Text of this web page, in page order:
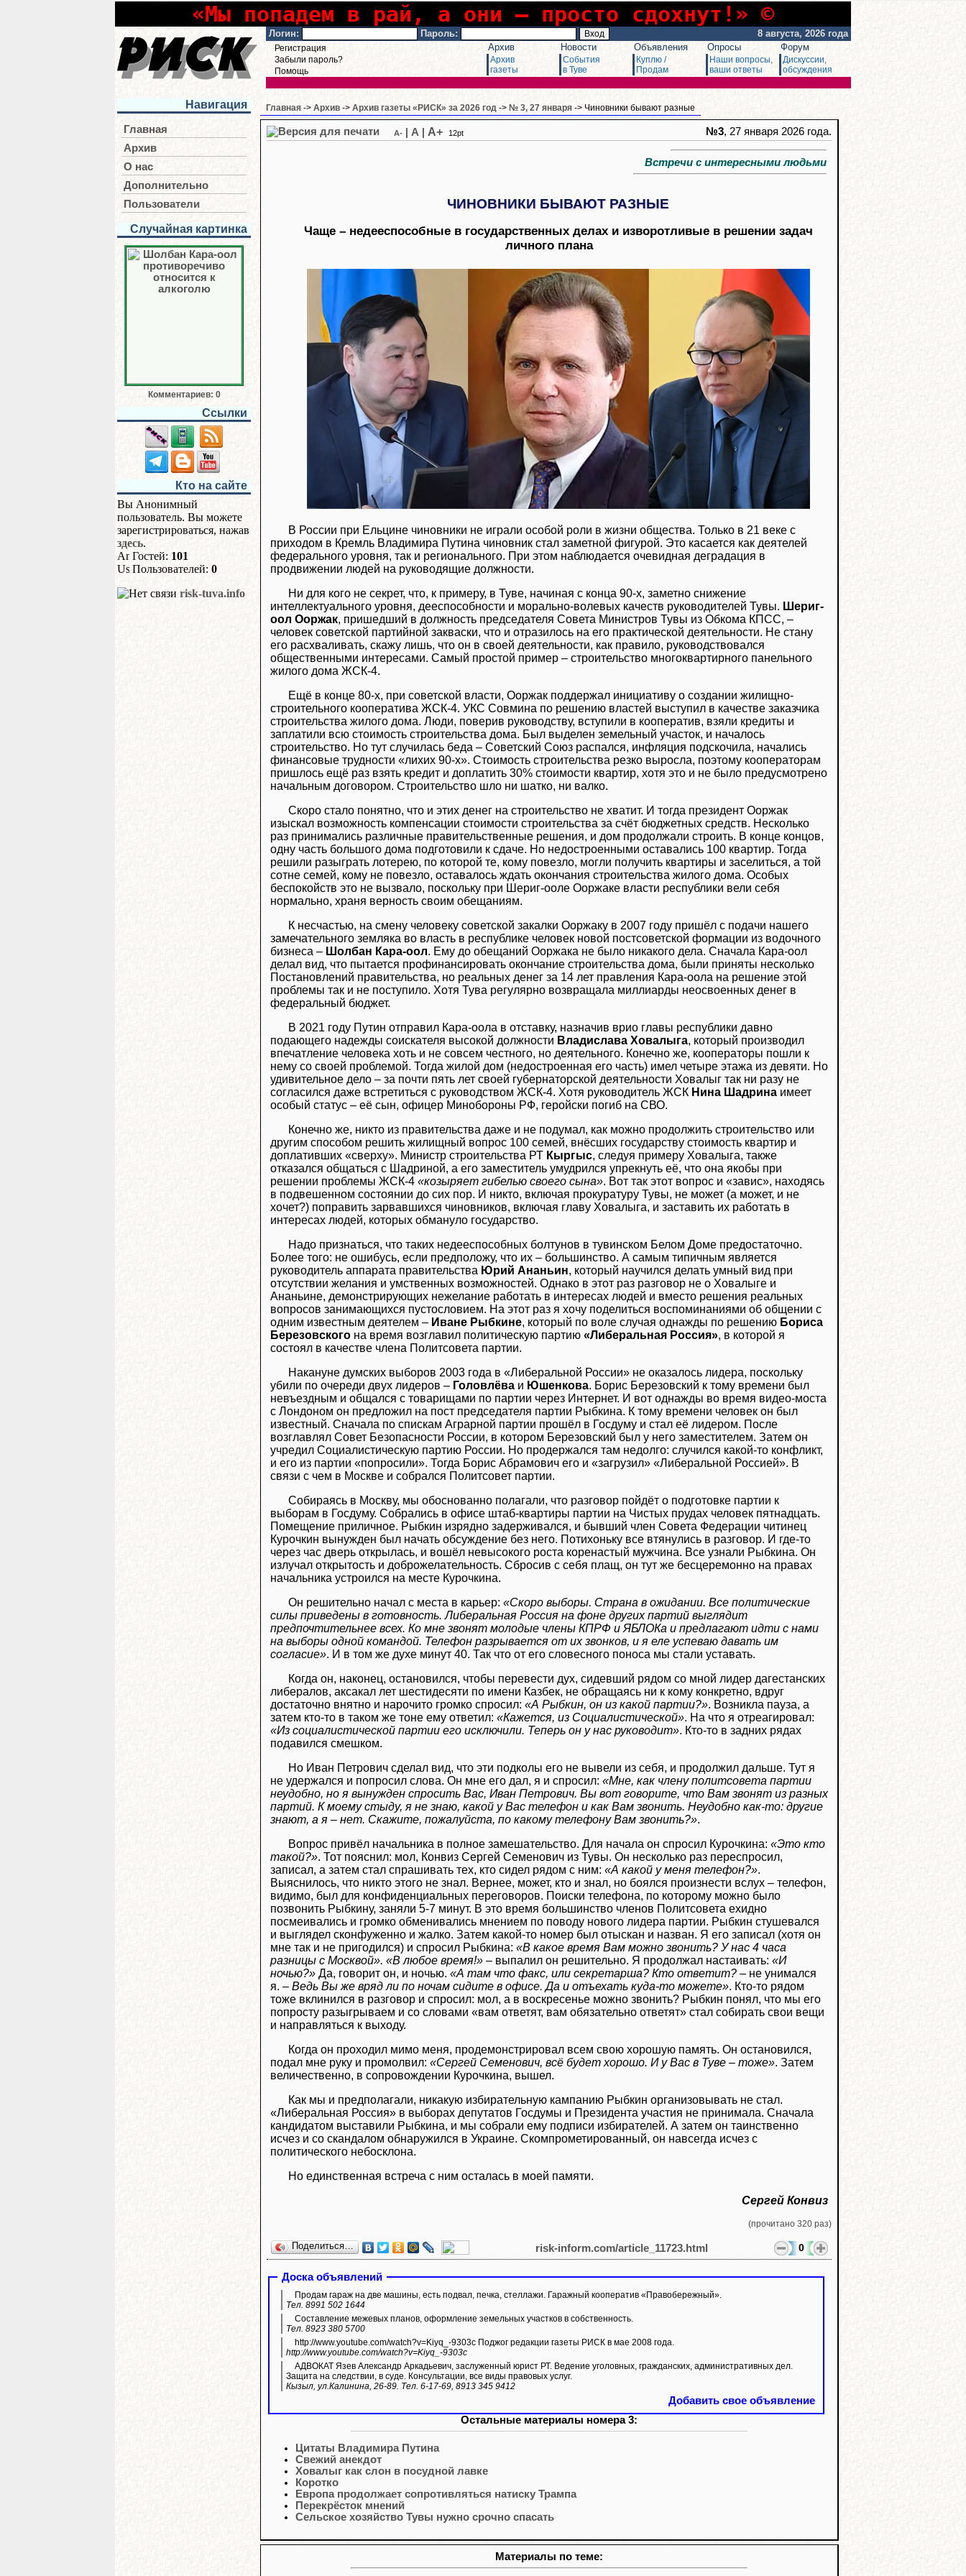
«Мы попадем в рай, а они – просто сдохнут!» ©
Логин: Пароль: 8 августа, 2026 года
Регистрация
Забыли пароль?
Помощь
Архив
Архив
газеты
Новости
События
в Туве
Объявления
Куплю /
Продам
Опросы
Наши вопросы,
ваши ответы
Форум
Дискуссии,
обсуждения
Навигация
Главная
Архив
О нас
Дополнительно
Пользователи
Случайная картинка
Комментариев: 0
Ссылки
Кто на сайте
Вы Анонимный
пользователь. Вы можете
зарегистрироваться, нажав
здесь.
Гостей: 101
Пользователей: 0
risk-tuva.info
Главная -> Архив -> Архив газеты «РИСК» за 2026 год -> № 3, 27 января -> Чиновники бывают разные
A- A A+ 12pt №3, 27 января 2026 года.
Встречи с интересными людьми
ЧИНОВНИКИ БЫВАЮТ РАЗНЫЕ
Чаще – недееспособные в государственных делах и изворотливые в решении задач
личного плана
В России при Ельцине чиновники не играли особой роли в жизни общества. Только в 21 веке с
приходом в Кремль Владимира Путина чиновник стал заметной фигурой. Это касается как деятелей
федерального уровня, так и регионального. При этом наблюдается очевидная деградация в
продвижении людей на руководящие должности.
Ни для кого не секрет, что, к примеру, в Туве, начиная с конца 90-х, заметно снижение
интеллектуального уровня, дееспособности и морально-волевых качеств руководителей Тувы. Шериг-
оол Ооржак, пришедший в должность председателя Совета Министров Тувы из Обкома КПСС, –
человек советской партийной закваски, что и отразилось на его практической деятельности. Не стану
его расхваливать, скажу лишь, что он в своей деятельности, как правило, руководствовался
общественными интересами. Самый простой пример – строительство многоквартирного панельного
жилого дома ЖСК-4.
Ещё в конце 80-х, при советской власти, Ооржак поддержал инициативу о создании жилищно-
строительного кооператива ЖСК-4. УКС Совмина по решению властей выступил в качестве заказчика
строительства жилого дома. Люди, поверив руководству, вступили в кооператив, взяли кредиты и
заплатили всю стоимость строительства дома. Был выделен земельный участок, и началось
строительство. Но тут случилась беда – Советский Союз распался, инфляция подскочила, начались
финансовые трудности «лихих 90-х». Стоимость строительства резко выросла, поэтому кооператорам
пришлось ещё раз взять кредит и доплатить 30% стоимости квартир, хотя это и не было предусмотрено
начальным договором. Строительство шло ни шатко, ни валко.
Скоро стало понятно, что и этих денег на строительство не хватит. И тогда президент Ооржак
изыскал возможность компенсации стоимости строительства за счёт бюджетных средств. Несколько
раз принимались различные правительственные решения, и дом продолжали строить. В конце концов,
одну часть большого дома подготовили к сдаче. Но недостроенными оставались 100 квартир. Тогда
решили разыграть лотерею, по которой те, кому повезло, могли получить квартиры и заселиться, а той
сотне семей, кому не повезло, оставалось ждать окончания строительства жилого дома. Особых
беспокойств это не вызвало, поскольку при Шериг-ооле Ооржаке власти республики вели себя
нормально, храня верность своим обещаниям.
К несчастью, на смену человеку советской закалки Ооржаку в 2007 году пришёл с подачи нашего
замечательного земляка во власть в республике человек новой постсоветской формации из водочного
бизнеса – Шолбан Кара-оол. Ему до обещаний Ооржака не было никакого дела. Сначала Кара-оол
делал вид, что пытается профинансировать окончание строительства дома, были приняты несколько
Постановлений правительства, но реальных денег за 14 лет правления Кара-оола на решение этой
проблемы так и не поступило. Хотя Тува регулярно возвращала миллиарды неосвоенных денег в
федеральный бюджет.
В 2021 году Путин отправил Кара-оола в отставку, назначив врио главы республики давно
подающего надежды соискателя высокой должности Владислава Ховалыга, который производил
впечатление человека хоть и не совсем честного, но деятельного. Конечно же, кооператоры пошли к
нему со своей проблемой. Тогда жилой дом (недостроенная его часть) имел четыре этажа из девяти. Но
удивительное дело – за почти пять лет своей губернаторской деятельности Ховалыг так ни разу не
согласился даже встретиться с руководством ЖСК-4. Хотя руководитель ЖСК Нина Шадрина имеет
особый статус – её сын, офицер Минобороны РФ, геройски погиб на СВО.
Конечно же, никто из правительства даже и не подумал, как можно продолжить строительство или
другим способом решить жилищный вопрос 100 семей, внёсших государству стоимость квартир и
доплативших «сверху». Министр строительства РТ Кыргыс, следуя примеру Ховалыга, также
отказался общаться с Шадриной, а его заместитель умудрился упрекнуть её, что она якобы при
решении проблемы ЖСК-4 «козыряет гибелью своего сына». Вот так этот вопрос и «завис», находясь
в подвешенном состоянии до сих пор. И никто, включая прокуратуру Тувы, не может (а может, и не
хочет?) поправить зарвавшихся чиновников, включая главу Ховалыга, и заставить их работать в
интересах людей, которых обмануло государство.
Надо признаться, что таких недееспособных болтунов в тувинском Белом Доме предостаточно.
Более того: не ошибусь, если предположу, что их – большинство. А самым типичным является
руководитель аппарата правительства Юрий Ананьин, который научился делать умный вид при
отсутствии желания и умственных возможностей. Однако в этот раз разговор не о Ховалыге и
Ананьине, демонстрирующих нежелание работать в интересах людей и вместо решения реальных
вопросов занимающихся пустословием. На этот раз я хочу поделиться воспоминаниями об общении с
одним известным деятелем – Иване Рыбкине, который по воле случая однажды по решению Бориса
Березовского на время возглавил политическую партию «Либеральная Россия», в которой я
состоял в качестве члена Политсовета партии.
Накануне думских выборов 2003 года в «Либеральной России» не оказалось лидера, поскольку
убили по очереди двух лидеров – Головлёва и Юшенкова. Борис Березовский к тому времени был
невъездным и общался с товарищами по партии через Интернет. И вот однажды во время видео-моста
с Лондоном он предложил на пост председателя партии Рыбкина. К тому времени человек он был
известный. Сначала по спискам Аграрной партии прошёл в Госдуму и стал её лидером. После
возглавлял Совет Безопасности России, в котором Березовский был у него заместителем. Затем он
учредил Социалистическую партию России. Но продержался там недолго: случился какой-то конфликт,
и его из партии «попросили». Тогда Борис Абрамович его и «загрузил» «Либеральной Россией». В
связи с чем в Москве и собрался Политсовет партии.
Собираясь в Москву, мы обоснованно полагали, что разговор пойдёт о подготовке партии к
выборам в Госдуму. Собрались в офисе штаб-квартиры партии на Чистых прудах человек пятнадцать.
Помещение приличное. Рыбкин изрядно задерживался, и бывший член Совета Федерации читинец
Курочкин вынужден был начать обсуждение без него. Потихоньку все втянулись в разговор. И где-то
через час дверь открылась, и вошёл невысокого роста коренастый мужчина. Все узнали Рыбкина. Он
излучал открытость и доброжелательность. Сбросив с себя плащ, он тут же бесцеремонно на правах
начальника устроился на месте Курочкина.
Он решительно начал с места в карьер: «Скоро выборы. Страна в ожидании. Все политические
силы приведены в готовность. Либеральная Россия на фоне других партий выглядит
предпочтительнее всех. Ко мне звонят молодые члены КПРФ и ЯБЛОКа и предлагают идти с нами
на выборы одной командой. Телефон разрывается от их звонков, и я еле успеваю давать им
согласие». И в том же духе минут 40. Так что от его словесного поноса мы стали уставать.
Когда он, наконец, остановился, чтобы перевести дух, сидевший рядом со мной лидер дагестанских
либералов, аксакал лет шестидесяти по имени Казбек, не обращаясь ни к кому конкретно, вдруг
достаточно внятно и нарочито громко спросил: «А Рыбкин, он из какой партии?». Возникла пауза, а
затем кто-то в таком же тоне ему ответил: «Кажется, из Социалистической». На что я отреагировал:
«Из социалистической партии его исключили. Теперь он у нас руководит». Кто-то в задних рядах
подавился смешком.
Но Иван Петрович сделал вид, что эти подколы его не вывели из себя, и продолжил дальше. Тут я
не удержался и попросил слова. Он мне его дал, я и спросил: «Мне, как члену политсовета партии
неудобно, но я вынужден спросить Вас, Иван Петрович. Вы вот говорите, что Вам звонят из разных
партий. К моему стыду, я не знаю, какой у Вас телефон и как Вам звонить. Неудобно как-то: другие
знают, а я – нет. Скажите, пожалуйста, по какому телефону Вам звонить?».
Вопрос привёл начальника в полное замешательство. Для начала он спросил Курочкина: «Это кто
такой?». Тот пояснил: мол, Конвиз Сергей Семенович из Тувы. Он несколько раз переспросил,
записал, а затем стал спрашивать тех, кто сидел рядом с ним: «А какой у меня телефон?».
Выяснилось, что никто этого не знал. Вернее, может, кто и знал, но боялся произнести вслух – телефон,
видимо, был для конфиденциальных переговоров. Поиски телефона, по которому можно было
позвонить Рыбкину, заняли 5-7 минут. В это время большинство членов Политсовета ехидно
посмеивались и громко обменивались мнением по поводу нового лидера партии. Рыбкин стушевался
и выглядел сконфуженно и жалко. Затем какой-то номер был отыскан и назван. Я его записал (хотя он
мне так и не пригодился) и спросил Рыбкина: «В какое время Вам можно звонить? У нас 4 часа
разницы с Москвой». «В любое время!» – выпалил он решительно. Я продолжал настаивать: «И
ночью?» Да, говорит он, и ночью. «А там что факс, или секретарша? Кто ответит? – не унимался
я. – Ведь Вы же вряд ли по ночам сидите в офисе. Да и отъехать куда-то можете». Кто-то рядом
тоже вклинился в разговор и спросил: мол, а в воскресенье можно звонить? Рыбкин понял, что мы его
попросту разыгрываем и со словами «вам ответят, вам обязательно ответят» стал собирать свои вещи
и направляться к выходу.
Когда он проходил мимо меня, продемонстрировал всем свою хорошую память. Он остановился,
подал мне руку и промолвил: «Сергей Семенович, всё будет хорошо. И у Вас в Туве – тоже». Затем
величественно, в сопровождении Курочкина, вышел.
Как мы и предполагали, никакую избирательную кампанию Рыбкин организовывать не стал.
«Либеральная Россия» в выборах депутатов Госдумы и Президента участия не принимала. Сначала
кандидатом выставили Рыбкина, и мы собрали ему подписи избирателей. А затем он таинственно
исчез и со скандалом обнаружился в Украине. Скомпрометированный, он навсегда исчез с
политического небосклона.
Но единственная встреча с ним осталась в моей памяти.
Сергей Конвиз
(прочитано 320 раз)
Поделиться… 0
risk-inform.com/article_11723.html
Доска объявлений
Продам гараж на две машины, есть подвал, печка, стеллажи. Гаражный кооператив «Правобережный».
Тел. 8991 502 1644
Составление межевых планов, оформление земельных участков в собственность.
Тел. 8923 380 5700
http://www.youtube.com/watch?v=Kiyq_-9303c Поджог редакции газеты РИСК в мае 2008 года.
http://www.youtube.com/watch?v=Kiyq_-9303c
АДВОКАТ Язев Александр Аркадьевич, заслуженный юрист РТ. Ведение уголовных, гражданских, административных дел.
Защита на следствии, в суде. Консультации, все виды правовых услуг.
Кызыл, ул.Калинина, 26-89. Тел. 6-17-69, 8913 345 9412
Добавить свое объявление
Остальные материалы номера 3:
Цитаты Владимира Путина
Свежий анекдот
Ховалыг как слон в посудной лавке
Коротко
Европа продолжает сопротивляться натиску Трампа
Перекрёсток мнений
Сельское хозяйство Тувы нужно срочно спасать
Материалы по теме: